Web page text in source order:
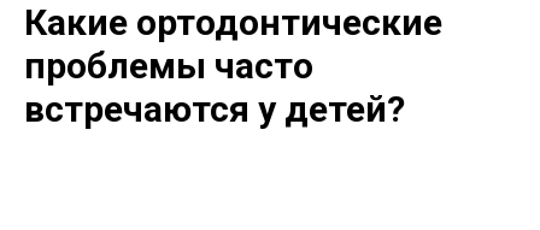
Какие ортодонтические
проблемы часто
встречаются у детей?